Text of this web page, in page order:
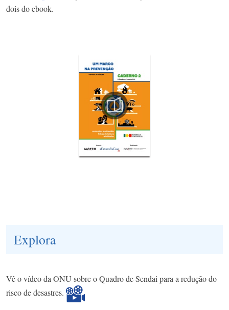
dois do ebook.
Explora
Vê o vídeo da ONU sobre o Quadro de Sendai para a redução do
risco de desastres.